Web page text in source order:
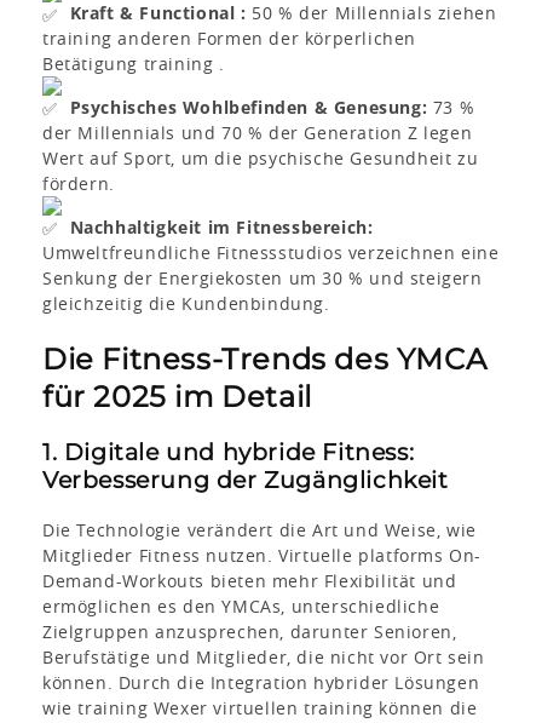
Kraft & Functional : 50 % der Millennials ziehen
training anderen Formen der körperlichen
Betätigung training .
Psychisches Wohlbefinden & Genesung: 73 %
der Millennials und 70 % der Generation Z legen
Wert auf Sport, um die psychische Gesundheit zu
fördern.
Nachhaltigkeit im Fitnessbereich:
Umweltfreundliche Fitnessstudios verzeichnen eine
Senkung der Energiekosten um 30 % und steigern
gleichzeitig die Kundenbindung.
Die Fitness-Trends des YMCA
für 2025 im Detail
1. Digitale und hybride Fitness:
Verbesserung der Zugänglichkeit
Die Technologie verändert die Art und Weise, wie
Mitglieder Fitness nutzen. Virtuelle platforms On-
Demand-Workouts bieten mehr Flexibilität und
ermöglichen es den YMCAs, unterschiedliche
Zielgruppen anzusprechen, darunter Senioren,
Berufstätige und Mitglieder, die nicht vor Ort sein
können. Durch die Integration hybrider Lösungen
wie training Wexer virtuellen training können die